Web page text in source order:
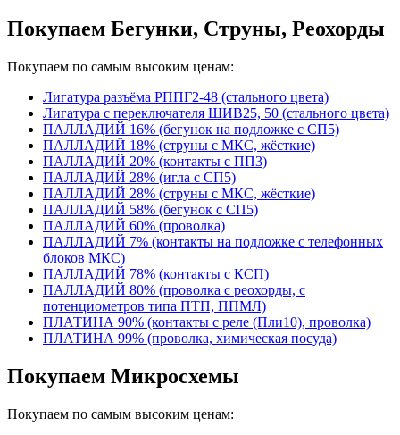
Покупаем Бегунки, Струны, Реохорды
Покупаем по самым высоким ценам:
Лигатура разъёма РППГ2-48 (стального цвета)
Лигатура с переключателя ШИВ25, 50 (стального цвета)
ПАЛЛАДИЙ 16% (бегунок на подложке с СП5)
ПАЛЛАДИЙ 18% (струны с МКС, жёсткие)
ПАЛЛАДИЙ 20% (контакты с ПП3)
ПАЛЛАДИЙ 28% (игла с СП5)
ПАЛЛАДИЙ 28% (струны с МКС, жёсткие)
ПАЛЛАДИЙ 58% (бегунок с СП5)
ПАЛЛАДИЙ 60% (проволка)
ПАЛЛАДИЙ 7% (контакты на подложке с телефонных
блоков МКС)
ПАЛЛАДИЙ 78% (контакты с КСП)
ПАЛЛАДИЙ 80% (проволка с реохорды, с
потенциометров типа ПТП, ППМЛ)
ПЛАТИНА 90% (контакты с реле (Пли10), проволка)
ПЛАТИНА 99% (проволка, химическая посуда)
Покупаем Микросхемы
Покупаем по самым высоким ценам: